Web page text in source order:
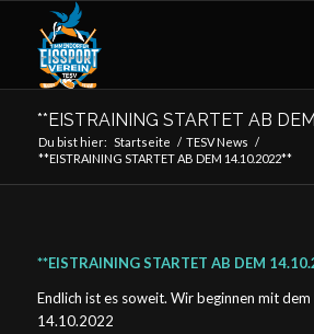
**EISTRAINING STARTET AB
Du bist hier: Startseite / TESV News /
**EISTRAINING STARTET AB DEM 14.10.2022**
**EISTRAINING STARTET AB DEM
Endlich ist es soweit. Wir beginnen mit
14.10.2022